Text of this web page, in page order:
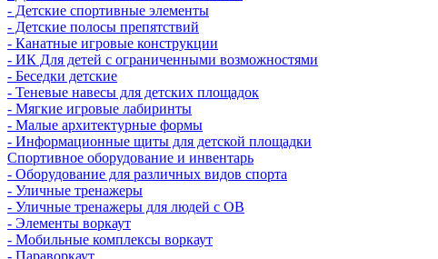
- Детские спортивные элементы
- Детские полосы препятствий
- Канатные игровые конструкции
- ИК Для детей с ограниченными возможностями
- Беседки детские
- Теневые навесы для детских площадок
- Мягкие игровые лабиринты
- Малые архитектурные формы
- Информационные щиты для детской площадки
Спортивное оборудование и инвентарь
- Оборудование для различных видов спорта
- Уличные тренажеры
- Уличные тренажеры для людей с ОВ
- Элементы воркаут
- Мобильные комплексы воркаут